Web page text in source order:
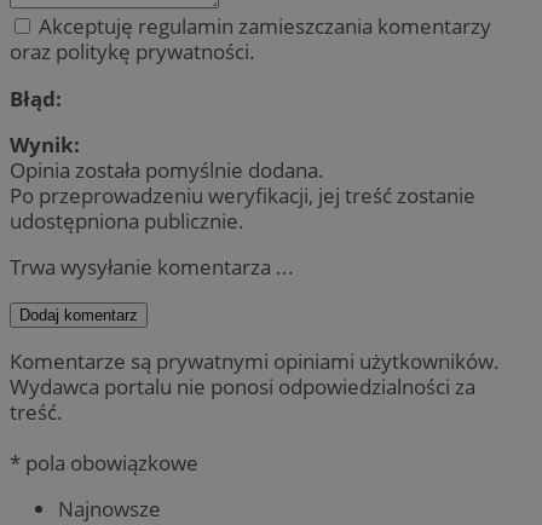
Akceptuję regulamin zamieszczania komentarzy
oraz politykę prywatności.
Błąd:
Wynik:
Opinia została pomyślnie dodana.
Po przeprowadzeniu weryfikacji, jej treść zostanie
udostępniona publicznie.
Trwa wysyłanie komentarza ...
Dodaj komentarz
Komentarze są prywatnymi opiniami użytkowników.
Wydawca portalu nie ponosi odpowiedzialności za
treść.
* pola obowiązkowe
Najnowsze